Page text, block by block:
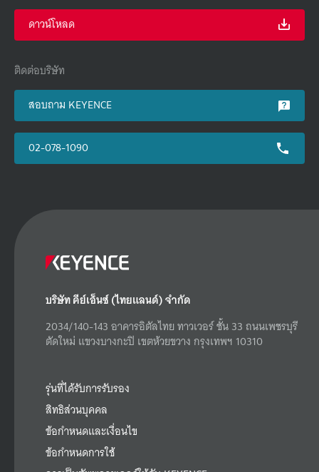
ดาวน์โหลด
ติดต่อบริษัท
สอบถาม KEYENCE
02-078-1090
บริษัท คีย์เอ็นซ์ (ไทยแลนด์) จำกัด
2034/140-143 อาคารอิตัลไทย ทาวเวอร์ ชั้น 33 ถนนเพชรบุรี
ตัดใหม่ แขวงบางกะปิ เขตห้วยขวาง กรุงเทพฯ 10310
รุ่นที่ได้รับการรับรอง
สิทธิส่วนบุคคล
ข้อกำหนดและเงื่อนไข
ข้อกำหนดการใช้